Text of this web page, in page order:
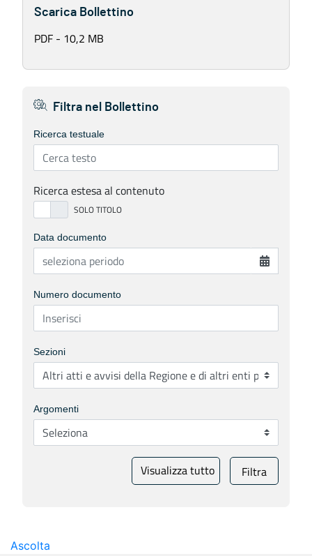
Scarica Bollettino
PDF - 10,2 MB
Filtra nel Bollettino
Ricerca testuale
Ricerca estesa al contenuto
Data documento
Numero documento
Sezioni
Argomenti
Visualizza tutto Filtra
Ascolta